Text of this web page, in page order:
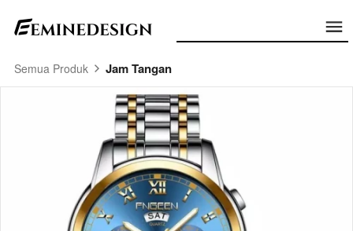
Semua Produk Jam Tangan